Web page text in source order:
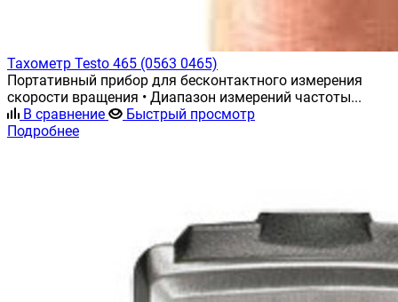
Тахометр Testo 465 (0563 0465)
Портативный прибор для бесконтактного измерения
скорости вращения • Диапазон измерений частоты...
В сравнение
Быстрый просмотр
Подробнее